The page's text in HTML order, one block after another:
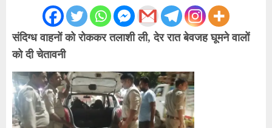
संदिग्ध वाहनों को रोककर तलाशी ली, देर रात बेवजह घूमने वालों
को दी चेतावनी